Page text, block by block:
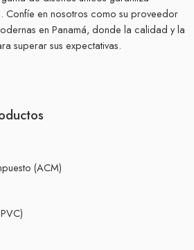
Confíe en nosotros como su proveedor
en Panamá, donde la calidad y la
superar sus expectativas.
(ACM)